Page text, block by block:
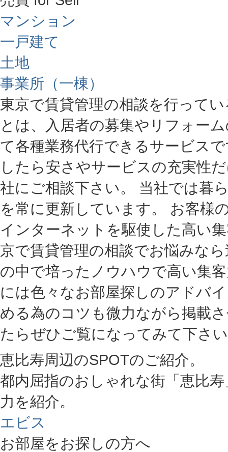
マンション
一戸建て
土地
事業所（一棟）
東京で賃貸管理の相談を行って
とは、入居者の募集やリフォー
て各種業務代行できるサービス
したら安さやサービスの充実性
社にご相談下さい。 当社では暮
を常に更新しています。 お客様
インターネットを駆使した高い
京で賃貸管理の相談でお悩みな
の中で培ったノウハウで高い集
には色々なお部屋探しのアドバ
める為のコツも微力ながら掲載
たらぜひご覧になってみて下さ
恵比寿周辺のSPOTのご紹介。
都内屈指のおしゃれな街「恵比
力を紹介。
エビス
お部屋をお探しの方へ